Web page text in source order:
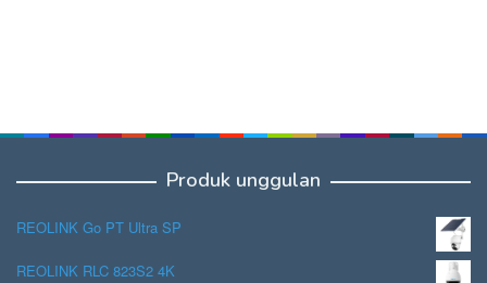
Produk unggulan
REOLINK Go PT Ultra SP
REOLINK RLC 823S2 4K